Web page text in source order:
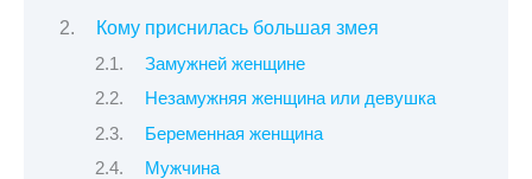
Кому приснилась большая змея
Замужней женщине
Незамужняя женщина или девушка
Беременная женщина
Мужчина